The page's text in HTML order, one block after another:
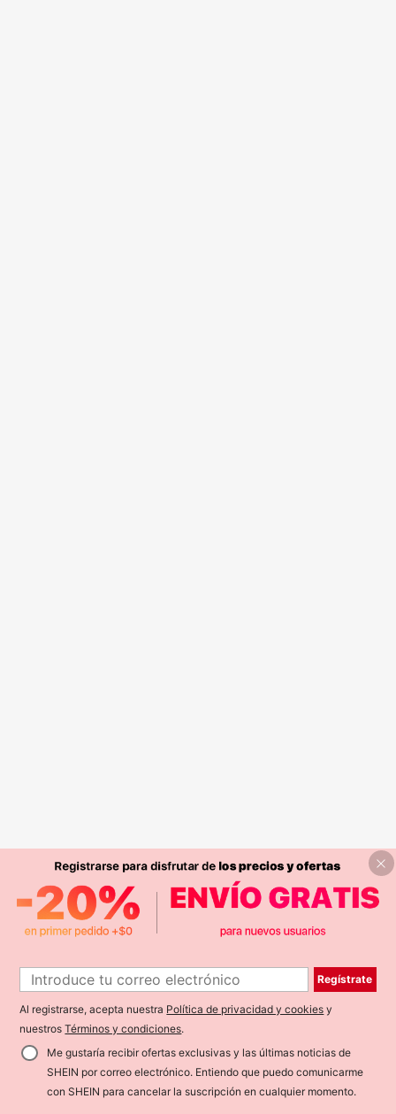
Regístrate
Al registrarse, acepta nuestra Política de privacidad y cookies y
nuestrosTérminos y condiciones.
Me gustaría recibir ofertas exclusivas y las últimas noticias de
SHEIN por correo electrónico. Entiendo que puedo comunicarme
con SHEIN para cancelar la suscripción en cualquier momento.